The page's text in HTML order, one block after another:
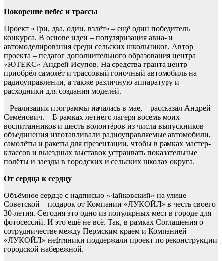
Покорение небес и трассы
Проект «Три, два, один, взлёт» – ещё один победитель
конкурса. В основе идеи – популяризация авиа- и
автомоделирования среди сельских школьников. Автор
проекта – педагог дополнительного образования центра
«ЮТЕКС» Андрей Исупов. На средства гранта центр
приобрёл самолёт и трассовый гоночный автомобиль на
радиоуправлении, а также различную аппаратуру и
расходники для создания моделей.
– Реализация программы началась в мае, – рассказал Андрей
Семёнович. – В рамках летнего лагеря восемь моих
воспитанников и шесть волонтёров из числа выпускников
объединения изготавливали радиоуправляемые автомобили,
самолёты и ракеты для презентации, чтобы в рамках мастер-
классов и выездных выставок устраивать показательные
полёты и заезды в городских и сельских школах округа.
От сердца к сердцу
Объёмное сердце с надписью «Чайковский» на улице
Советской – подарок от Компании «ЛУКОЙЛ» в честь своего
30-летия. Сегодня это одно из популярных мест в городе для
фотосессий. И это ещё не всё. Так, в рамках Соглашения о
сотрудничестве между Пермским краем и Компанией
«ЛУКОЙЛ» нефтяники поддержали проект по реконструкции
городской набережной.